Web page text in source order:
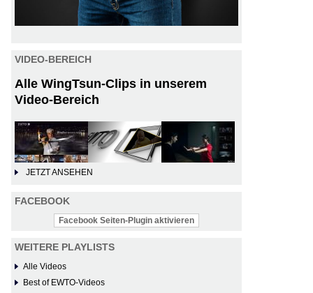
VIDEO-BEREICH
Alle WingTsun-Clips in unserem
Video-Bereich
JETZT ANSEHEN
FACEBOOK
Facebook Seiten-Plugin aktivieren
WEITERE PLAYLISTS
Alle Videos
Best of EWTO-Videos